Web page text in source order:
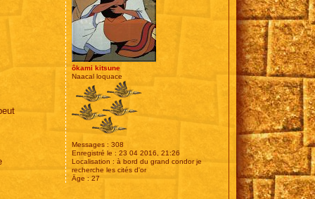
ôkami kitsune
Naacal loquace
Messages : 308
Enregistré le : 23 04 2016, 21:26
Localisation : à bord du grand condor je
recherche les cités d'or
Âge : 27